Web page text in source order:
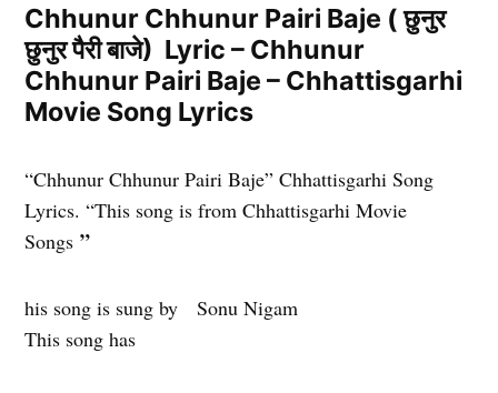
Chhunur Chhunur Pairi Baje ( छुनुर
छुनुर पैरी बाजे) Lyric – Chhunur
Chhunur Pairi Baje – Chhattisgarhi
Movie Song Lyrics
“Chhunur Chhunur Pairi Baje” Chhattisgarhi Song
Lyrics. “This song is from Chhattisgarhi Movie
Songs”
his song is sung by Sonu Nigam
This song has